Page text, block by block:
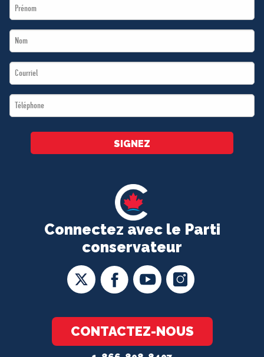
Connectez avec le Parti
conservateur
CONTACTEZ-NOUS
First
Name
Last
Name
Email
*
Téléphone
*
SIGNEZ